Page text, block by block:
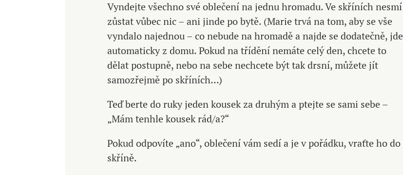
Vyndejte všechno své oblečení na jednu hromadu. Ve skříních nesmí
zůstat vůbec nic – ani jinde po bytě. (Marie trvá na tom, aby se vše
vyndalo najednou – co nebude na hromadě a najde se dodatečně, jde
automaticky z domu. Pokud na třídění nemáte celý den, chcete to
dělat postupně, nebo na sebe nechcete být tak drsní, můžete jít
samozřejmě po skříních…)
Teď berte do ruky jeden kousek za druhým a ptejte se sami sebe –
„Mám tenhle kousek rád/a?“
Pokud odpovíte „ano“, oblečení vám sedí a je v pořádku, vraťte ho do
skříně.